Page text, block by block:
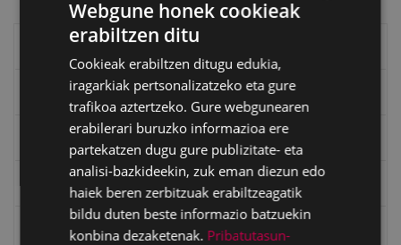
Eibarko liburuak
eta kitto
"Eibar" rebista sarean
Kultura egitaraua
Webgune honek cookieak
erabiltzen ditu
Cookieak erabiltzen ditugu edukia,
iragarkiak pertsonalizatzeko eta gure
trafikoa aztertzeko. Gure webgunearen
erabilerari buruzko informazioa ere
partekatzen dugu gure publizitate- eta
analisi-bazkideekin, zuk eman diezun edo
haiek beren zerbitzuak erabiltzeagatik
bildu duten beste informazio batzuekin
konbina dezaketenak. Pribatutasun-